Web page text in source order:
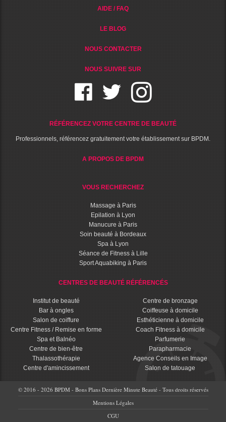
AIDE / FAQ
LE BLOG
NOUS CONTACTER
NOUS SUIVRE SUR
RÉFÉRENCEZ VOTRE CENTRE DE BEAUTÉ
Professionnels, référencez gratuitement votre établissement sur BPDM.
A PROPOS DE BPDM
VOUS RECHERCHEZ
Massage à Paris
Epilation à Lyon
Manucure à Paris
Soin beauté à Bordeaux
Spa à Lyon
Séance de Fitness à Lille
Sport Aquabiking à Paris
CENTRES DE BEAUTÉ RÉFÉRENCÉS
Institut de beauté
Bar à ongles
Salon de coiffure
Centre Fitness / Remise en forme
Spa et Balnéo
Centre de bien-être
Thalassothérapie
Centre d'amincissement
Centre de bronzage
Coiffeuse à domicile
Esthéticienne à domicile
Coach Fitness à domicile
Parfumerie
Parapharmacie
Agence Conseils en Image
Salon de tatouage
© 2016 - 2026 BPDM - Bons Plans Dernière Minute Beauté - Tous droits réservés
Mentions Légales
CGU